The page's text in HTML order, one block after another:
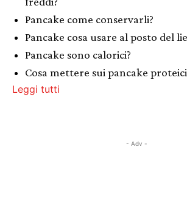
Pancake come conservarli?
Pancake cosa usare al posto del
Pancake sono calorici?
Cosa mettere sui pancake
Leggi tutti
- Adv -